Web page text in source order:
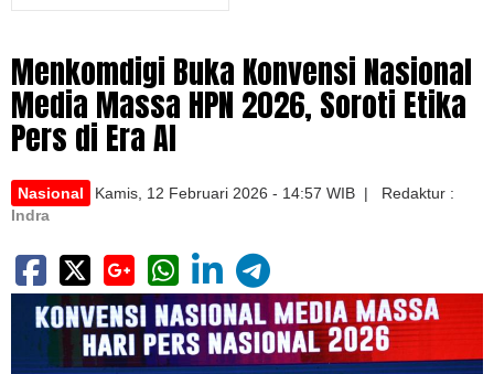
Menkomdigi Buka Konvensi Nasional
Media Massa HPN 2026, Soroti Etika
Pers di Era AI
Nasional
Kamis, 12 Februari 2026 - 14:57 WIB | Redaktur :
Indra